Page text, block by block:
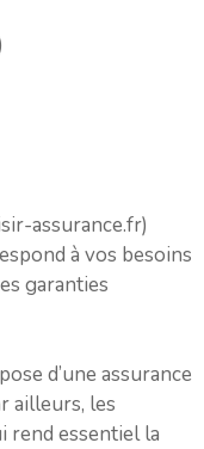
assurance.fr)
à vos besoins
garanties
d’une assurance
ailleurs, les
rend essentiel la